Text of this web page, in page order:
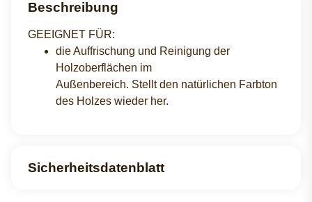
Beschreibung
GEEIGNET FÜR:
die Auffrischung und Reinigung der
Holzoberflächen im
Außenbereich. Stellt den natürlichen Farbton
des Holzes wieder her.
Sicherheitsdatenblatt